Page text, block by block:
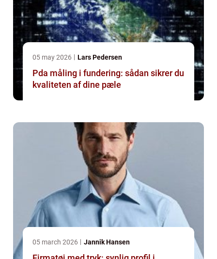
05 may 2026 Lars Pedersen
Pda måling i fundering: sådan sikrer du
kvaliteten af dine pæle
05 march 2026 Jannik Hansen